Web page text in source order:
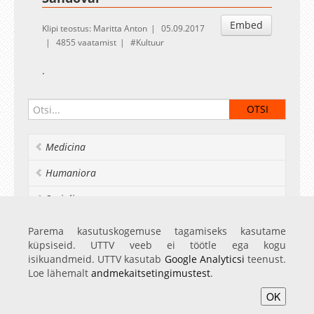
Embed
Klipi teostus: Maritta Anton
05.09.2017
4855 vaatamist
Kultuur
.
Medicina
Humaniora
Socialia
Realia et naturalia
Ülikoolist veel
Parema kasutuskogemuse tagamiseks kasutame
küpsiseid. UTTV veeb ei töötle ega kogu
isikuandmeid. UTTV kasutab Google Analyticsi teenust.
Loe lähemalt andmekaitsetingimustest.
OK